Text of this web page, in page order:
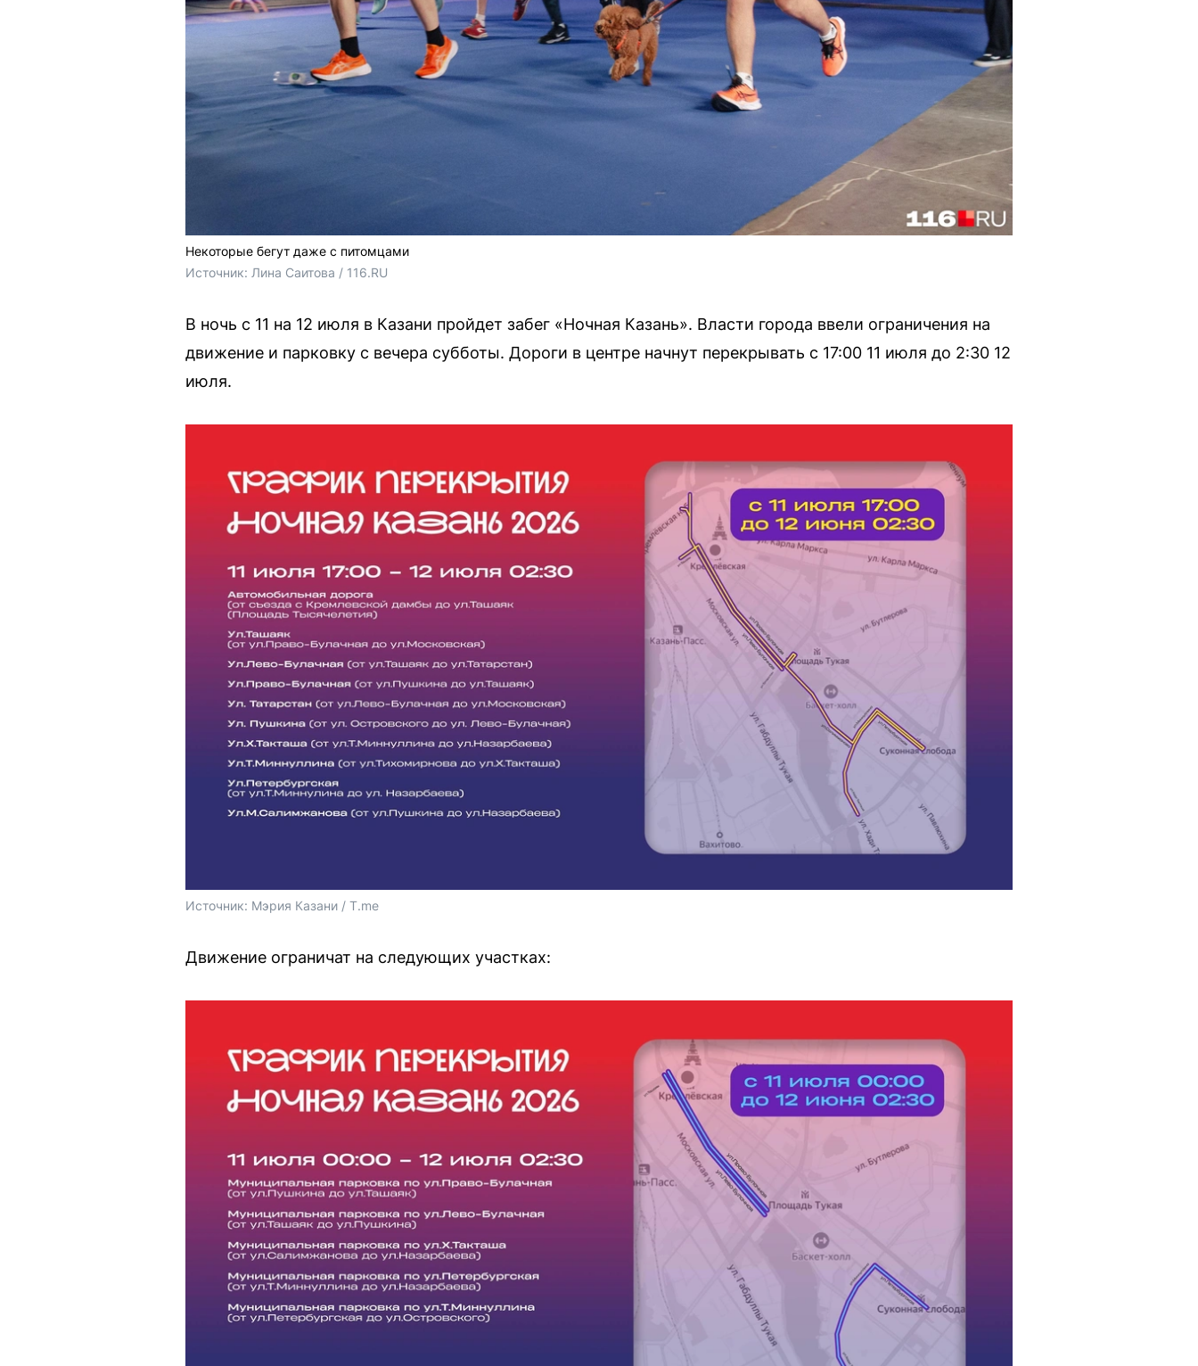
Некоторые бегут даже с питомцами
Источник: Лина Саитова / 116.RU
В ночь с 11 на 12 июля в Казани пройдет забег «Ночная Казань». Власти города ввели ограничения на
движение и парковку с вечера субботы. Дороги в центре начнут перекрывать с 17:00 11 июля до 2:30 12
июля.
Источник: Мэрия Казани / T.me
Движение ограничат на следующих участках: